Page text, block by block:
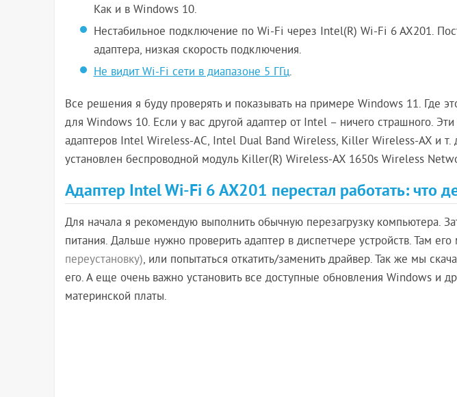
Как и в Windows 10.
Нестабильное подключение по Wi-Fi через Intel(R) Wi-Fi 6 AX201.
адаптера, низкая скорость подключения.
Не видит Wi-Fi сети в диапазоне 5 ГГц.
Все решения я буду проверять и показывать на примере Windows 11. Где
для Windows 10. Если у вас другой адаптер от Intel – ничего страшного.
адаптеров Intel Wireless-AC, Intel Dual Band Wireless, Killer Wireless-AX и
установлен беспроводной модуль Killer(R) Wireless-AX 1650s Wireless
Адаптер Intel Wi-Fi 6 AX201 перестал работать: что
Для начала я рекомендую выполнить обычную перезагрузку компьютера.
питания. Дальше нужно проверить адаптер в диспетчере устройств. Там
переустановку), или попытаться откатить/заменить драйвер. Так же мы
его. А еще очень важно установить все доступные обновления Windows и
материнской платы.